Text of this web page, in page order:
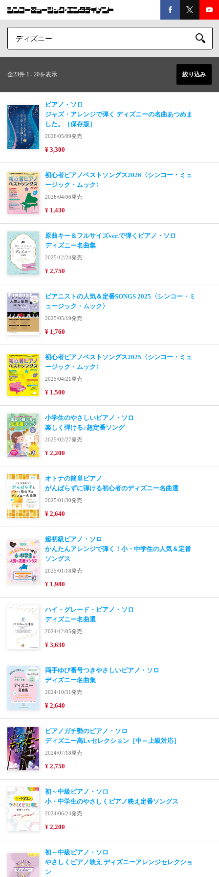
全23件 1 - 20を表示 絞り込み
ピアノ・ソロ
ジャズ・アレンジで弾く ディズニーの名曲あつめま
した。［保存版］
2026/05/09発売
¥ 3,300
初心者ピアノベストソングス2026〈シンコー・ミュ
ージック・ムック〉
2026/04/06発売
¥ 1,430
原曲キー＆フルサイズver.で弾くピアノ・ソロ
ディズニー名曲集
2025/12/24発売
¥ 2,750
ピアニストの人気＆定番SONGS 2025〈シンコー・ミ
ュージック・ムック〉
2025/05/19発売
¥ 1,760
初心者ピアノベストソングス2025〈シンコー・ミュ
ージック・ムック〉
2025/04/21発売
¥ 1,500
小学生のやさしいピアノ・ソロ
楽しく弾ける♪超定番ソング
2025/02/27発売
¥ 2,200
オトナの簡単ピアノ
がんばらずに弾ける初心者のディズニー名曲選
2025/01/30発売
¥ 2,640
超初級ピアノ・ソロ
かんたんアレンジで弾く！小・中学生の人気＆定番
ソングス
2025/01/18発売
¥ 1,980
ハイ・グレード・ピアノ・ソロ
ディズニー名曲選
2024/12/05発売
¥ 3,630
両手ゆび番号つきやさしいピアノ・ソロ
ディズニー名曲集
2024/10/31発売
¥ 2,640
ピアノガチ勢のピアノ・ソロ
ディズニー高Lvセレクション［中～上級対応］
2024/07/18発売
¥ 2,750
初～中級ピアノ・ソロ
小・中学生のやさしくピアノ映え定番ソングス
2024/06/24発売
¥ 2,200
初～中級ピアノ・ソロ
やさしくピアノ映え ディズニーアレンジセレクショ
ン